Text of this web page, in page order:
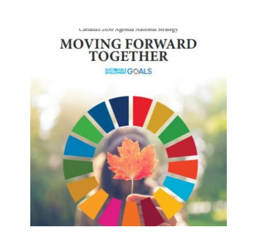
Liens rapides
Contact
Informations
Outils
Liens
Menu principal
Qui vous êtes